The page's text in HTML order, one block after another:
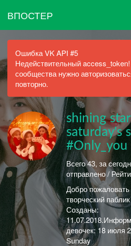
ВПОСТЕР
Ошибка VK API #5
Недействительный
сообщества нужно
повторно.
shining
saturday's
#Only_you
Всего 43, за
отправлено /
Добро
творческий
Созданы:
девочек: 18 июля
Sunday